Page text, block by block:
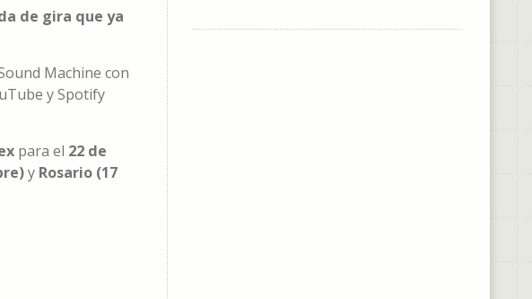
de gira que ya
Machine con
y Spotify
para el 22 de
y Rosario (17